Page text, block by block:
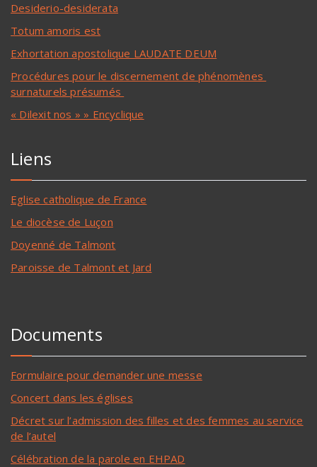
Desiderio-desiderata
Totum amoris est
Exhortation apostolique LAUDATE DEUM
Procédures pour le discernement de phénomènes
surnaturels présumés
« Dilexit nos » » Encyclique
Liens
Eglise catholique de France
Le diocèse de Luçon
Doyenné de Talmont
Paroisse de Talmont et Jard
Documents
Formulaire pour demander une messe
Concert dans les églises
Décret sur l’admission des filles et des femmes au service
de l’autel
Célébration de la parole en EHPAD